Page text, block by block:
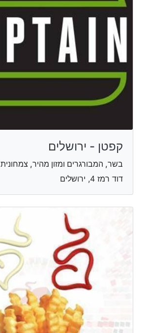
קפטן - ירושלים
בשר, המבורגרים ומזון מהיר, צמחונית
דוד רמז 4, ירושלים